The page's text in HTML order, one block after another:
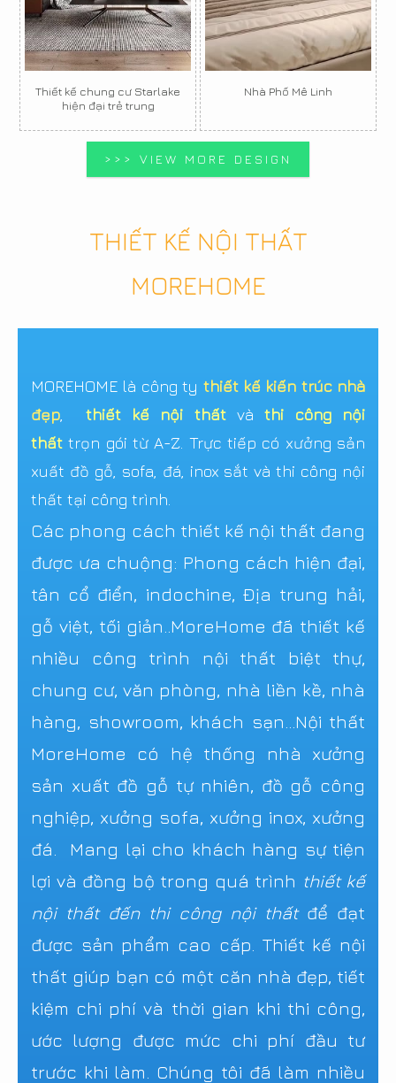
Thiết kế chung cư Starlake
hiện đại trẻ trung
Nhà Phố Mê Linh
>>> VIEW MORE DESIGN
THIẾT KẾ NỘI THẤT
MOREHOME
MOREHOME là công ty thiết kế kiến trúc nhà
đẹp
thiết kế nội thấtvàthi công nội
thất trọn gói từ A-Z. Trực tiếp có xưởng sản
xuất đồ gỗ, sofa, đá, inox sắt và thi công nội
thất tại công trình.
Các phong cách thiết kế nội thất đang
được ưa chuộng: Phong cách hiện đại,
tân cổ điển, indochine, Địa trung hải,
gỗ việt, tối giản..MoreHome đã thiết kế
nhiều công trình nội thất biệt thự,
chung cư, văn phòng, nhà liền kề, nhà
hàng, showroom, khách sạn...Nội thất
MoreHome có hệ thống nhà xưởng
sản xuất đồ gỗ tự nhiên, đồ gỗ công
nghiệp, xưởng sofa, xưởng inox, xưởng
đá. Mang lại cho khách hàng sự tiện
lợi và đồng bộ trong quá trình thiết kế
nội thất đến thi công nội thấtđể đạt
được sản phẩm cao cấp. Thiết kế nội
thất giúp bạn có một căn nhà đẹp, tiết
kiệm chi phí và thời gian khi thi công,
ước lượng được mức chi phí đầu tư
trước khi làm. Chúng tôi đã làm nhiều